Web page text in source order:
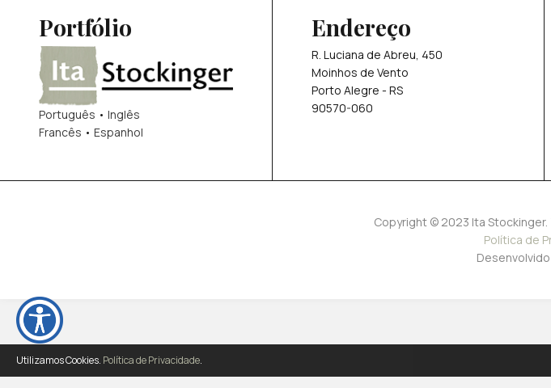
Portfólio
Português • Inglês
Francês • Espanhol
Endereço
R. Luciana de Abreu, 450
Moinhos de Vento
Porto Alegre - RS
90570-060
Copyright © 2023 Ita
Política de
Utilizamos Cookies. Política de Privacidade.